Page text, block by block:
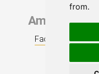
from.
Ammiraglio
Facebook